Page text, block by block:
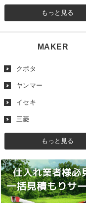
もっと見る
MAKER
クボタ
ヤンマー
イセキ
三菱
もっと見る